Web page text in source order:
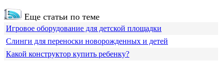
Еще статьи по теме
Игровое оборудование для детской площадки
Слинги для переноски новорожденных и детей
Какой конструктор купить ребенку?